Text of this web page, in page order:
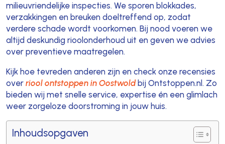
milieuvriendelijke inspecties. We sporen blokkades,
verzakkingen en breuken doeltreffend op, zodat
verdere schade wordt voorkomen. Bij nood voeren we
altijd deskundig rioolonderhoud uit en geven we advies
over preventieve maatregelen.
Kijk hoe tevreden anderen zijn en check onze recensies
over riool ontstoppen in Oostwoldbij Ontstoppen.nl. Zo
bieden wij met snelle service, expertise én een glimlach
weer zorgeloze doorstroming in jouw huis.
Inhoudsopgaven